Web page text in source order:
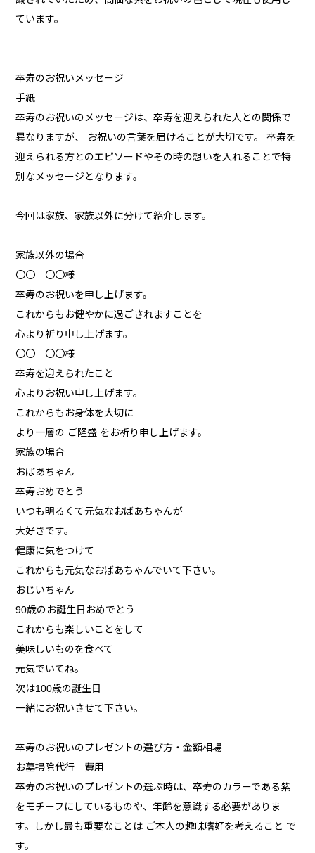
ています。
卒寿のお祝いメッセージ
手紙
卒寿のお祝いのメッセージは、卒寿を迎えられた人との関係で
異なりますが、 お祝いの言葉を届けることが大切です。 卒寿を
迎えられる方とのエピソードやその時の想いを入れることで特
別なメッセージとなります。
今回は家族、家族以外に分けて紹介します。
家族以外の場合
〇〇 〇〇様
卒寿のお祝いを申し上げます。
これからもお健やかに過ごされますことを
心より祈り申し上げます。
〇〇 〇〇様
卒寿を迎えられたこと
心よりお祝い申し上げます。
これからもお身体を大切に
より一層の ご隆盛 をお祈り申し上げます。
家族の場合
おばあちゃん
卒寿おめでとう
いつも明るくて元気なおばあちゃんが
大好きです。
健康に気をつけて
これからも元気なおばあちゃんでいて下さい。
おじいちゃん
90歳のお誕生日おめでとう
これからも楽しいことをして
美味しいものを食べて
元気でいてね。
次は100歳の誕生日
一緒にお祝いさせて下さい。
卒寿のお祝いのプレゼントの選び方・金額相場
お墓掃除代行 費用
卒寿のお祝いのプレゼントの選ぶ時は、卒寿のカラーである紫
をモチーフにしているものや、年齢を意識する必要がありま
す。しかし最も重要なことは ご本人の趣味嗜好を考えること で
す。